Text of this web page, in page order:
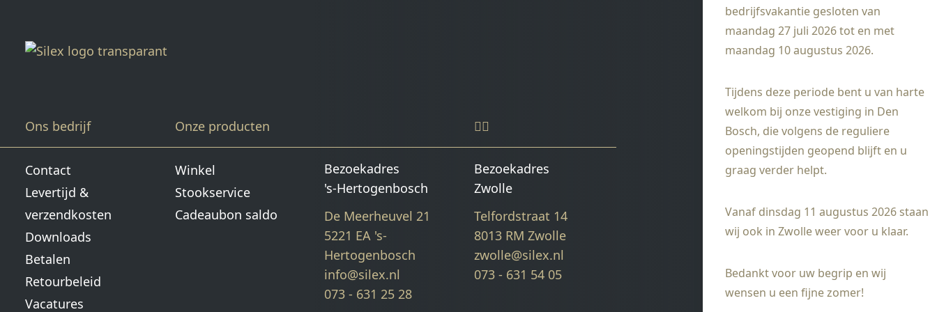
bedrijfsvakantie gesloten van
maandag 27 juli 2026 tot en met
maandag 10 augustus 2026.
Tijdens deze periode bent u van harte
welkom bij onze vestiging in Den
Bosch, die volgens de reguliere
openingstijden geopend blijft en u
graag verder helpt.
Vanaf dinsdag 11 augustus 2026 staan
wij ook in Zwolle weer voor u klaar.
Bedankt voor uw begrip en wij
wensen u een fijne zomer!
Ons bedrijf
Contact
Levertijd &
verzendkosten
Downloads
Betalen
Retourbeleid
Vacatures
Onze producten
Winkel
Stookservice
Cadeaubon saldo
Bezoekadres
's-Hertogenbosch
De Meerheuvel 21
5221 EA 's-
Hertogenbosch
info@silex.nl
073 - 631 25 28
Bezoekadres
Zwolle
Telfordstraat 14
8013 RM Zwolle
zwolle@silex.nl
073 - 631 54 05